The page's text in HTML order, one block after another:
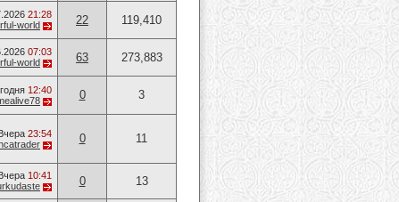
21:28
world 22 119,410
07:03
world 63 273,883
12:40
0 3
23:54
0 11
10:41
0 13